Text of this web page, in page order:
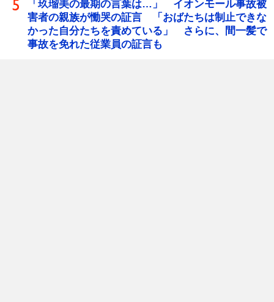
「玖瑠美の最期の言葉は…」 イオンモール事故被
害者の親族が慟哭の証言 「おばたちは制止できな
かった自分たちを責めている」 さらに、間一髪で
事故を免れた従業員の証言も